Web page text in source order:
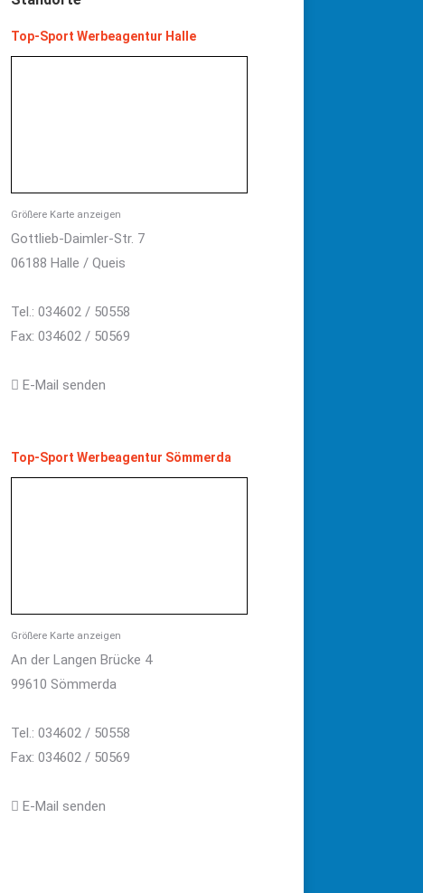
Top-Sport Werbeagentur Halle
Größere Karte anzeigen
Gottlieb-Daimler-Str. 7
06188 Halle / Queis
Tel.: 034602 / 50558
Fax: 034602 / 50569
E-Mail senden
Top-Sport Werbeagentur Sömmerda
Größere Karte anzeigen
An der Langen Brücke 4
99610 Sömmerda
Tel.: 034602 / 50558
Fax: 034602 / 50569
E-Mail senden